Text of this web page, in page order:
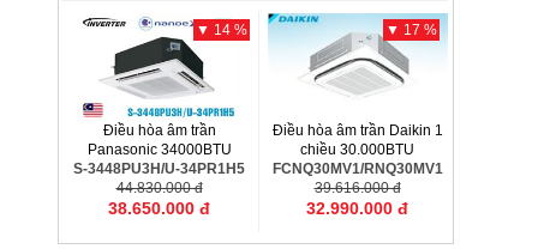
▼ 14 %
Điều hòa âm trần
Panasonic 34000BTU
S-3448PU3H/U-34PR1H5
44.830.000 đ
38.650.000 đ
▼ 17 %
Điều hòa âm trần Daikin 1
chiều 30.000BTU
FCNQ30MV1/RNQ30MV1
39.616.000 đ
32.990.000 đ